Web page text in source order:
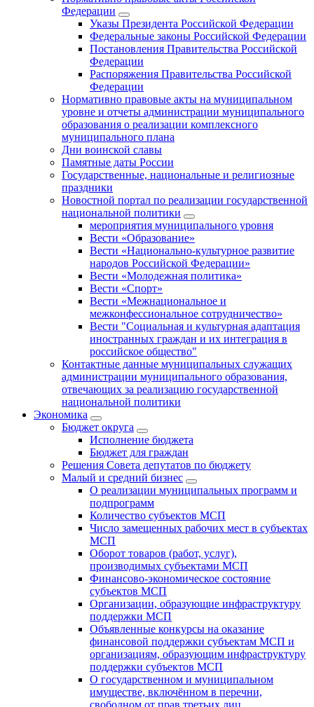
Федерации
Указы Президента Российской Федерации
Федеральные законы Российской Федерации
Постановления Правительства Российской
Федерации
Распоряжения Правительства Российской
Федерации
Нормативно правовые акты на муниципальном
уровне и отчеты администрации муниципального
образования о реализации комплексного
муниципального плана
Дни воинской славы
Памятные даты России
Государственные, национальные и религиозные
праздники
Новостной портал по реализации государственной
национальной политики
мероприятия муниципального уровня
Вести «Образование»
Вести «Национально-культурное развитие
народов Российской Федерации»
Вести «Молодежная политика»
Вести «Спорт»
Вести «Межнациональное и
межконфессиональное сотрудничество»
Вести "Социальная и культурная адаптация
иностранных граждан и их интеграция в
российское общество"
Контактные данные муниципальных служащих
администрации муниципального образования,
отвечающих за реализацию государственной
национальной политики
Экономика
Бюджет округa
Исполнение бюджета
Бюджет для граждан
Решения Совета депутатов по бюджету
Малый и средний бизнес
О реализации муниципальных программ и
подпрограмм
Количество субъектов МСП
Число замещенных рабочих мест в субъектах
МСП
Оборот товаров (работ, услуг),
производимых субъектами МСП
Финансово-экономическое состояние
субъектов МСП
Организации, образующие инфраструктуру
поддержки МСП
Объявленные конкурсы на оказание
финансовой поддержки субъектам МСП и
организациям, образующим инфраструктуру
поддержки субъектов МСП
О государственном и муниципальном
имуществе, включённом в перечни,
свободном от прав третьих лиц